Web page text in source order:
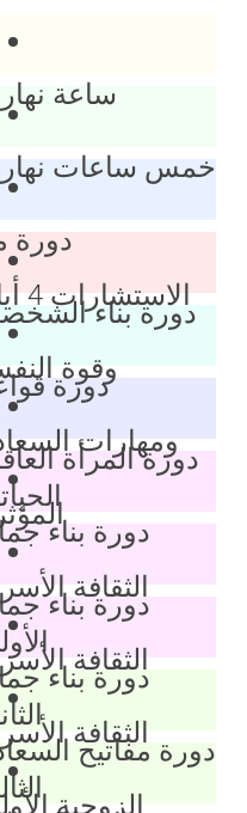
ساعة
خمس ساعات
دورة
الاستشارات 4 أيام
دورة بناء
وقوة
دورة
ومهارات
دورة المرأة
دورة بناء
الثقافة
دورة بناء
الثقافة
دورة بناء
الثقافة
دورة مفاتيح
الزوجية